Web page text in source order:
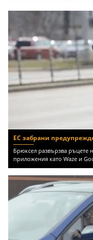
ЕС забрани
Брюксел развързва ръцете
приложения като Waze и